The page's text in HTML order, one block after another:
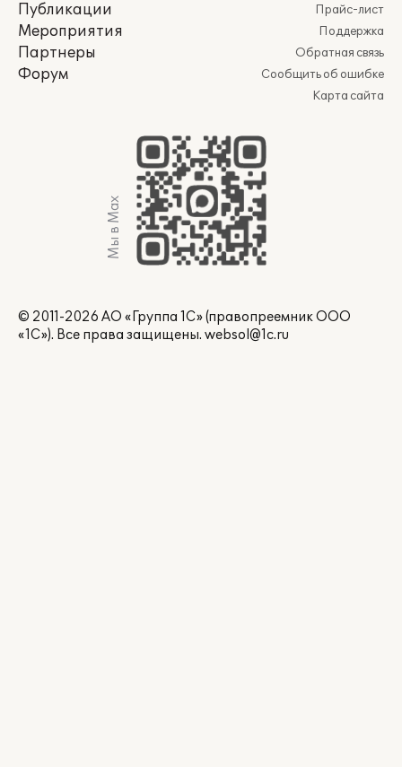
Публикации
Мероприятия
Партнеры
Форум
Прайс-лист
Поддержка
Обратная связь
Сообщить об ошибке
Карта сайта
Мы в Max
© 2011-2026 АО «Группа 1С» (правопреемник ООО
«1С»). Все права защищены. websol@1c.ru